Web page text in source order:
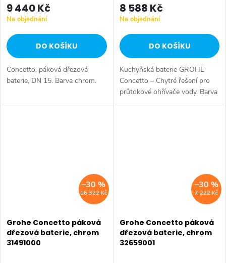
9 440 Kč
Na objednání
DO KOŠÍKU
Concetto, páková dřezová
baterie, DN 15. Barva chrom.
8 588 Kč
Na objednání
DO KOŠÍKU
Kuchyňská baterie GROHE
Concetto – Chytré řešení pro
průtokové ohřívače vody. Barva
chrom.
16 322 Kč
–30 %
Grohe Concetto páková
dřezová baterie, chrom
31491000
7 222 Kč
–30 %
Grohe Concetto páková
dřezová baterie, chrom
32659001